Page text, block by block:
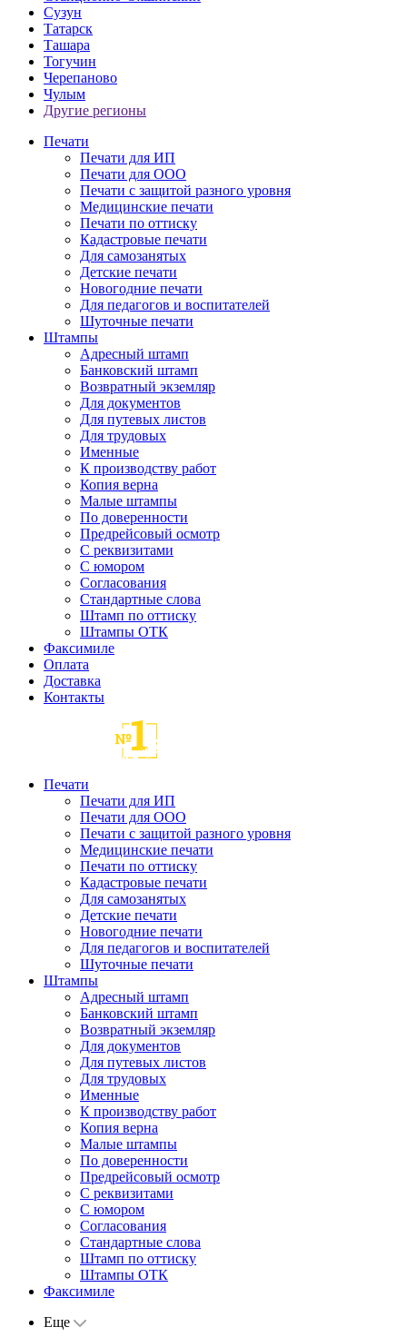
Сузун
Татарск
Ташара
Тогучин
Черепаново
Чулым
Другие регионы
Печати
Печати для ИП
Печати для ООО
Печати с защитой разного уровня
Медицинские печати
Печати по оттиску
Кадастровые печати
Для самозанятых
Детские печати
Новогодние печати
Для педагогов и воспитателей
Шуточные печати
Штампы
Адресный штамп
Банковский штамп
Возвратный экземляр
Для документов
Для путевых листов
Для трудовых
Именные
К производству работ
Копия верна
Малые штампы
По доверенности
Предрейсовый осмотр
С реквизитами
С юмором
Согласования
Стандартные слова
Штамп по оттиску
Штампы ОТК
Факсимиле
Оплата
Доставка
Контакты
Печати
Печати для ИП
Печати для ООО
Печати с защитой разного уровня
Медицинские печати
Печати по оттиску
Кадастровые печати
Для самозанятых
Детские печати
Новогодние печати
Для педагогов и воспитателей
Шуточные печати
Штампы
Адресный штамп
Банковский штамп
Возвратный экземляр
Для документов
Для путевых листов
Для трудовых
Именные
К производству работ
Копия верна
Малые штампы
По доверенности
Предрейсовый осмотр
С реквизитами
С юмором
Согласования
Стандартные слова
Штамп по оттиску
Штампы ОТК
Факсимиле
Еще